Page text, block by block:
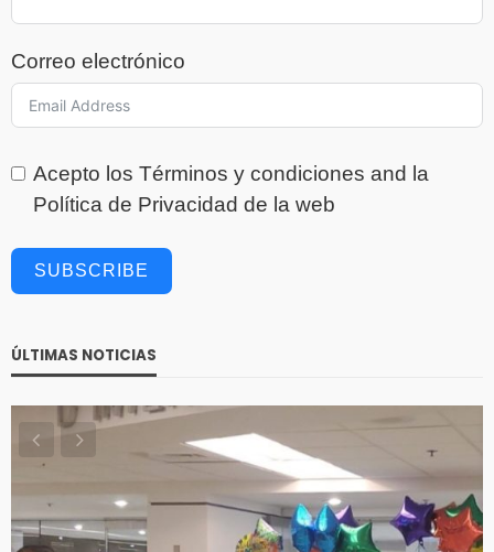
Correo electrónico
Acepto los Términos y condiciones and la
Política de Privacidad de la web
SUBSCRIBE
ÚLTIMAS NOTICIAS